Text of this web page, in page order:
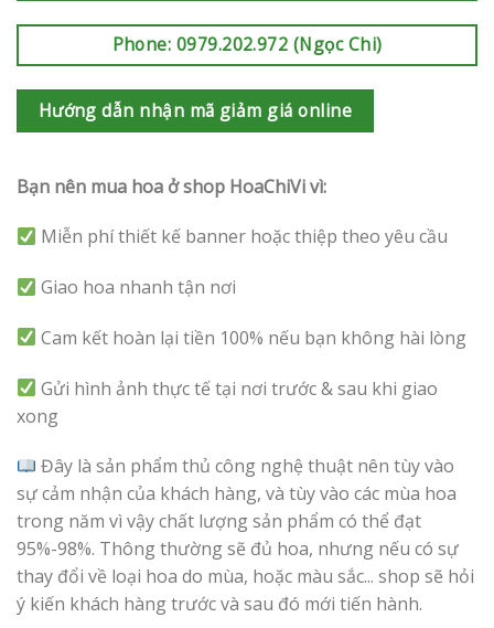
Phone: 0979.202.972 (Ngọc Chi)
Hướng dẫn nhận mã giảm giá online
Bạn nên mua hoa ở shop HoaChiVi vì:
Miễn phí thiết kế banner hoặc thiệp theo yêu cầu
Giao hoa nhanh tận nơi
Cam kết hoàn lại tiền 100% nếu bạn không hài lòng
Gửi hình ảnh thực tế tại nơi trước & sau khi giao
xong
Đây là sản phẩm thủ công nghệ thuật nên tùy vào
sự cảm nhận của khách hàng, và tùy vào các mùa hoa
trong năm vì vậy chất lượng sản phẩm có thể đạt
95%-98%. Thông thường sẽ đủ hoa, nhưng nếu có sự
thay đổi về loại hoa do mùa, hoặc màu sắc... shop sẽ hỏi
ý kiến khách hàng trước và sau đó mới tiến hành.